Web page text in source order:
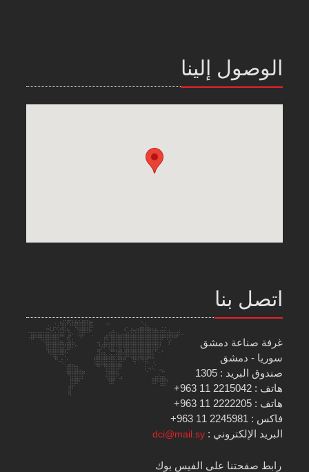
الوصول إلينا
اتصل بنا
غرفة صناعة دمشق
سوريا - دمشق
صندوق البريد : 1305
هاتف : 2215042 11 963+
هاتف : 2222205 11 963+
فاكس : 2245981 11 963+
البريد الإلكتروني :dci@mail.sy
رابط صفحتنا على الفيس بوك